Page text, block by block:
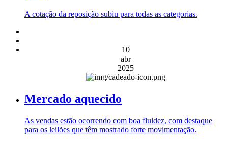
A cotação da reposição subiu para todas as categorias.
10
abr
2025
Mercado aquecido
As vendas estão ocorrendo com boa fluidez, com destaque
para os leilões que têm mostrado forte movimentação.